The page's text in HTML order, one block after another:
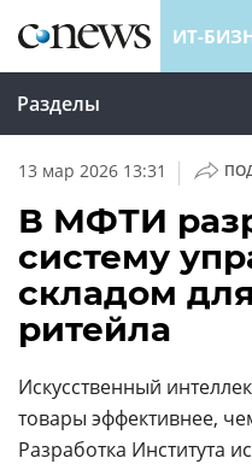
ИТ-
Разделы
13 мар 2026 13:31 |
В МФТИ
систему
складом
ритейла
Искусственный
товары эффективнее,
Разработка Института